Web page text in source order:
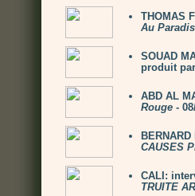
THOMAS
Au Paradis
SOUAD
produit
ABD AL
Rouge -
CAUSES
CALI:
TRUITE